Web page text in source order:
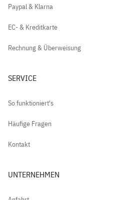
Paypal & Klarna
EC- & Kreditkarte
Rechnung & Überweisung
SERVICE
So funktioniert's
Häufige Fragen
Kontakt
UNTERNEHMEN